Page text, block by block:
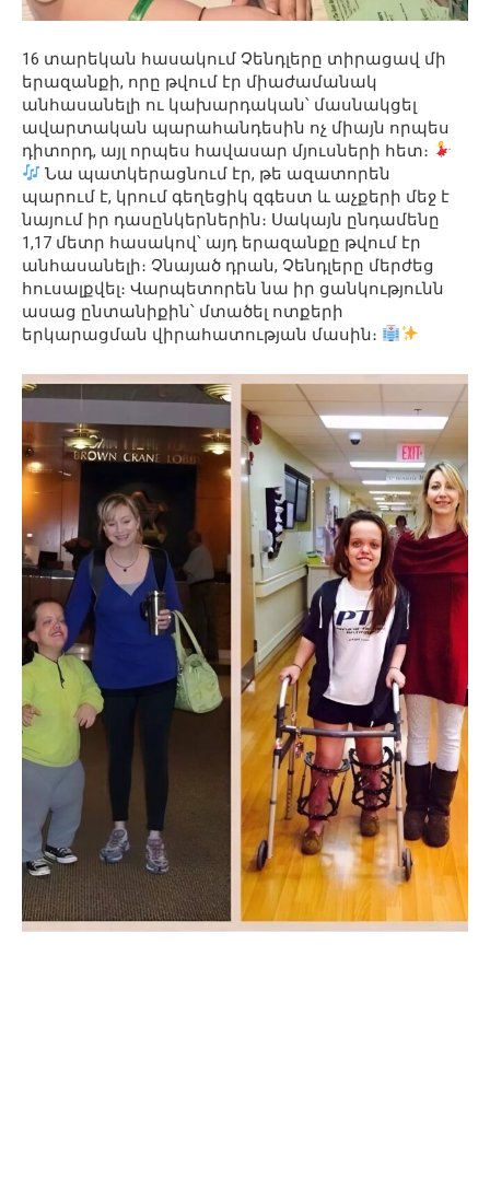
16 տարեկան հասակում Չենդլերը տիրացավ մի
երազանքի, որը թվում էր միաժամանակ
անհասանելի ու կախարդական՝ մասնակցել
ավարտական պարահանդեսին ոչ միայն որպես
դիտորդ, այլ որպես հավասար մյուսների հետ։
Նա պատկերացնում էր, թե ազատորեն
պարում է, կրում գեղեցիկ զգեստ և աչքերի մեջ է
նայում իր դասընկերներին։ Սակայն ընդամենը
1,17 մետր հասակով՝ այդ երազանքը թվում էր
անհասանելի։ Չնայած դրան, Չենդլերը մերժեց
հուսալքվել։ Վարպետորեն նա իր ցանկությունն
ասաց ընտանիքին՝ մտածել ոտքերի
երկարացման վիրահատության մասին։